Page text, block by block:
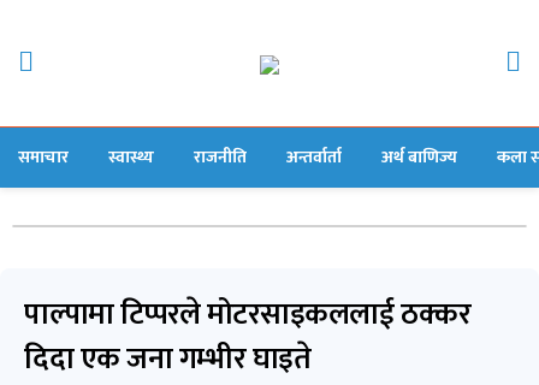
समाचार स्वास्थ्य राजनीति अन्तर्वार्ता अर्थ बाणिज्य कला
पाल्पामा टिप्परले मोटरसाइकललाई ठक्कर
दिदा एक जना गम्भीर घाइते